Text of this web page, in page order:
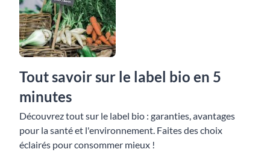
Tout savoir sur le label bio en 5
minutes
Découvrez tout sur le label bio : garanties, avantages
pour la santé et l'environnement. Faites des choix
éclairés pour consommer mieux !